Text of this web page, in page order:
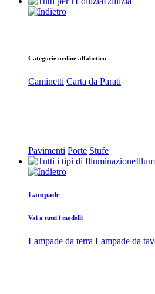
Categorie ordine alfabetico
Caminetti Carta da Parati
Pavimenti Porte Stufe
Lampade
Vai a tutti i modelli
Lampade da terra Lampade da